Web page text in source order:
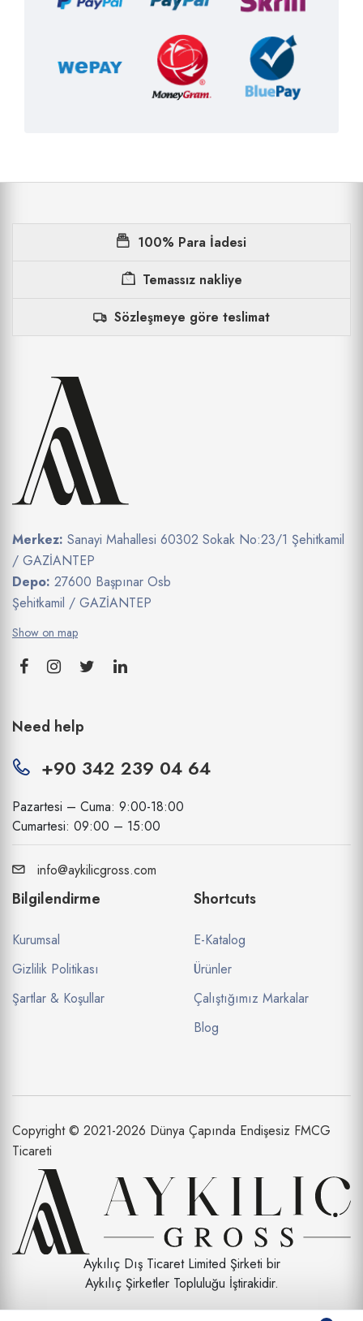
100% Para İadesi
Temassız nakliye
Sözleşmeye göre teslimat
Merkez: Sanayi Mahallesi 60302 Sokak No:23/1 Şehitkamil
/ GAZİANTEP
Depo: 27600 Başpınar Osb
Şehitkamil / GAZİANTEP
Show on map
Need help
+90 342 239 04 64
Pazartesi – Cuma: 9:00-18:00
Cumartesi: 09:00 – 15:00
info@aykilicgross.com
Bilgilendirme
Kurumsal
Gizlilik Politikası
Şartlar & Koşullar
Shortcuts
E-Katalog
Ürünler
Çalıştığımız Markalar
Blog
Copyright © 2021-2026 Dünya Çapında Endişesiz FMCG
Ticareti
Aykılıç Dış Ticaret Limited Şirketi bir
Aykılıç Şirketler Topluluğu İştirakidir.